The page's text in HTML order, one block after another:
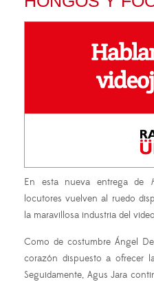
En esta nueva entrega de
locutores vuelven al ruedo
la maravillosa industria del
Como de costumbre Ángel
corazón dispuesto a ofrecer
Seguidamente, Agus Jara